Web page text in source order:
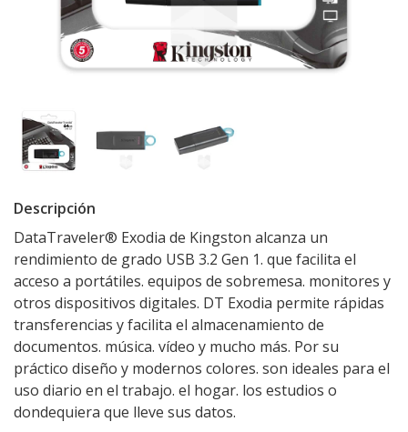
Descripción
DataTraveler® Exodia de Kingston alcanza un
rendimiento de grado USB 3.2 Gen 1. que facilita el
acceso a portátiles. equipos de sobremesa. monitores y
otros dispositivos digitales. DT Exodia permite rápidas
transferencias y facilita el almacenamiento de
documentos. música. vídeo y mucho más. Por su
práctico diseño y modernos colores. son ideales para el
uso diario en el trabajo. el hogar. los estudios o
dondequiera que lleve sus datos.